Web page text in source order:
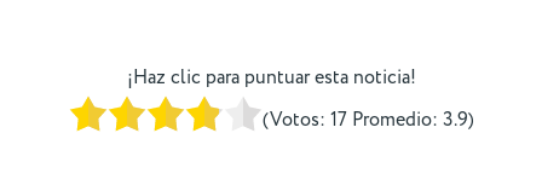
¡Haz clic para puntuar esta noticia!
(Votos: 17Promedio: 3.9)